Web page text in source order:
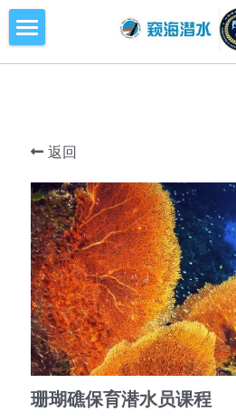
首页
潜水海洋公益环保
青少年潜水训练营
旅行及潜水旅行
窥海潜水训练基地
潜水知识库
PADI周边产品
会员专区
返回
珊瑚礁保育潜水员课程
商品分类